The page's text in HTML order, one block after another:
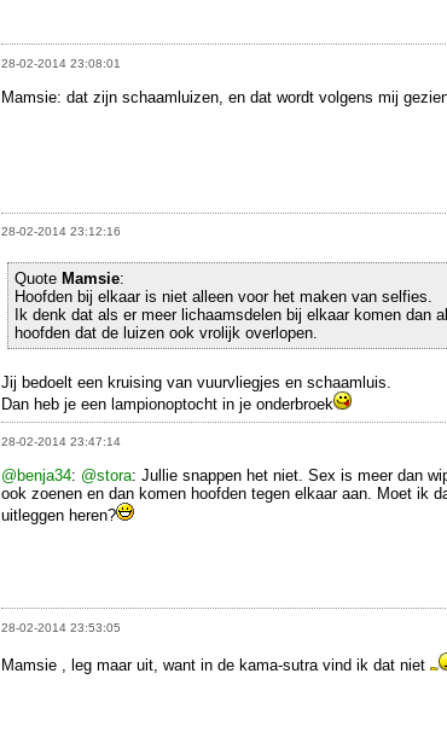
28-02-2014 23:08:01
Mamsie: dat zijn schaamluizen, en dat wordt volgens mij
28-02-2014 23:12:16
Quote Mamsie:
Hoofden bij elkaar is niet alleen voor het maken van selfies.
Ik denk dat als er meer lichaamsdelen bij elkaar komen dan
hoofden dat de luizen ook vrolijk overlopen.
Jij bedoelt een kruising van vuurvliegjes en schaamluis.
Dan heb je een lampionoptocht in je onderbroek
28-02-2014 23:47:14
@benja34: @stora: Jullie snappen het niet. Sex is meer dan
ook zoenen en dan komen hoofden tegen elkaar aan. Moet ik
uitleggen heren?
28-02-2014 23:53:05
Mamsie , leg maar uit, want in de kama-sutra vind ik dat niet